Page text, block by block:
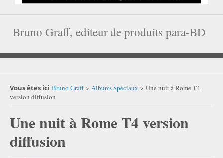
Bruno Graff, editeur de produits para-BD
Vous êtes ici Bruno Graff > Albums Spéciaux > Une nuit à Rome T4
version diffusion
Une nuit à Rome T4 version
diffusion